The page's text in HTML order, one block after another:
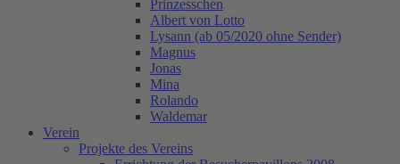
Prinzesschen
Albert von Lotto
Lysann (ab 05/2020 ohne Sender)
Magnus
Jonas
Mina
Rolando
Waldemar
Verein
Projekte des Vereins